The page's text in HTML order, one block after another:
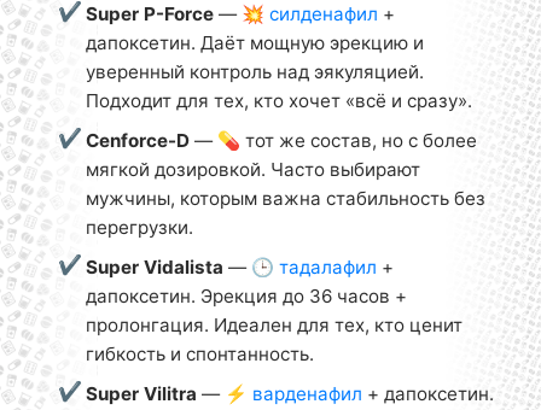
Super P-Force — 💥силденафил +
дапоксетин. Даёт мощную эрекцию и
уверенный контроль над эякуляцией.
Подходит для тех, кто хочет «всё и сразу».
Cenforce-D — 💊 тот же состав, но с более
мягкой дозировкой. Часто выбирают
мужчины, которым важна стабильность без
перегрузки.
Super Vidalista — 🕒тадалафил +
дапоксетин. Эрекция до 36 часов +
пролонгация. Идеален для тех, кто ценит
гибкость и спонтанность.
Super Vilitra — ⚡ варденафил + дапоксетин.